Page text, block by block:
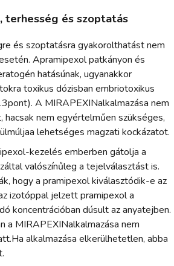
terhesség és szoptatás
és szoptatásra gyakorolthatást nem
Apramipexol patkányon és
hatásúnak, ugyanakkor
toxikus dózisban embriotoxikus
A MIRAPEXINalkalmazása nem
nem egyértelműen szükséges,
lehetséges magzati kockázatot.
kezelés emberben gátolja a
valószínűleg a tejelválasztást is.
hogy a pramipexol kiválasztódik-e az
izotóppal jelzett pramipexol a
koncentrációban dúsult az anyatejben.
a MIRAPEXINalkalmazása nem
alkalmazása elkerülhetetlen, abba